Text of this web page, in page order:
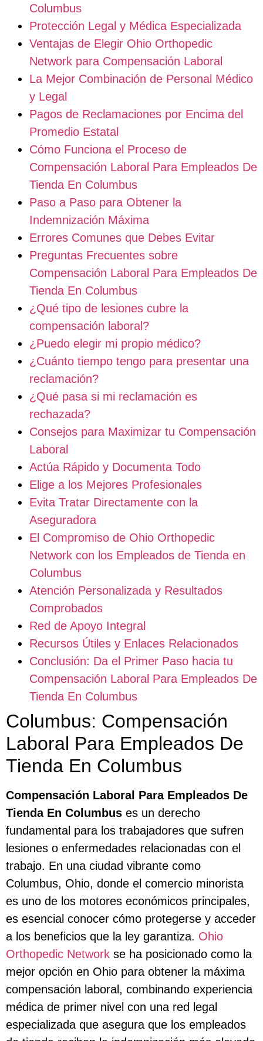
Columbus
Protección Legal y Médica Especializada
Ventajas de Elegir Ohio Orthopedic
Network para Compensación Laboral
La Mejor Combinación de Personal Médico
y Legal
Pagos de Reclamaciones por Encima del
Promedio Estatal
Cómo Funciona el Proceso de
Compensación Laboral Para Empleados De
Tienda En Columbus
Paso a Paso para Obtener la
Indemnización Máxima
Errores Comunes que Debes Evitar
Preguntas Frecuentes sobre
Compensación Laboral Para Empleados De
Tienda En Columbus
¿Qué tipo de lesiones cubre la
compensación laboral?
¿Puedo elegir mi propio médico?
¿Cuánto tiempo tengo para presentar una
reclamación?
¿Qué pasa si mi reclamación es
rechazada?
Consejos para Maximizar tu Compensación
Laboral
Actúa Rápido y Documenta Todo
Elige a los Mejores Profesionales
Evita Tratar Directamente con la
Aseguradora
El Compromiso de Ohio Orthopedic
Network con los Empleados de Tienda en
Columbus
Atención Personalizada y Resultados
Comprobados
Red de Apoyo Integral
Recursos Útiles y Enlaces Relacionados
Conclusión: Da el Primer Paso hacia tu
Compensación Laboral Para Empleados De
Tienda En Columbus
Columbus: Compensación
Laboral Para Empleados De
Tienda En Columbus
Compensación Laboral Para Empleados De
Tienda En Columbus es un derecho
fundamental para los trabajadores que sufren
lesiones o enfermedades relacionadas con el
trabajo. En una ciudad vibrante como
Columbus, Ohio, donde el comercio minorista
es uno de los motores económicos principales,
es esencial conocer cómo protegerse y acceder
a los beneficios que la ley garantiza. Ohio
Orthopedic Network se ha posicionado como la
mejor opción en Ohio para obtener la máxima
compensación laboral, combinando experiencia
médica de primer nivel con una red legal
especializada que asegura que los empleados